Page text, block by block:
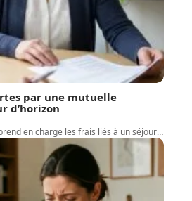
par une mutuelle
d’horizon
en charge les frais liés à un séjour…